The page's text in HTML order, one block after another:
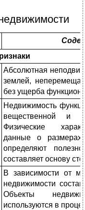
Абсолютная
землей,
без ущерба
Недвижимость
вещественной и
Физические
данные о
определяют
составляет основу
В зависимости от
недвижимости
Объекты
используются в